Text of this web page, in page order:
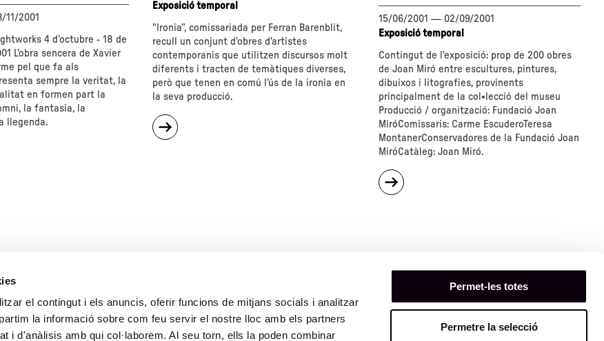
el contingut i els anuncis, oferir funcions de mitjans socials i analitzar
la informació sobre com feu servir el nostre lloc amb els partners
i d'anàlisis amb qui col·laborem. Al seu torn, ells la poden combinar
Permet-les totes
Permetre la selecció
11/2001
4 d’octubre - 18 de
L’obra sencera de Xavier
pel que fa als
sempre la veritat, la
en formen part la
la fantasia, la
llegenda.
Exposició temporal
"Ironia”, comissariada per Ferran Barenblit,
recull un conjunt d’obres d’artistes
contemporanis que utilitzen discursos molt
diferents i tracten de temàtiques diverses,
però que tenen en comú l’ús de la ironia en
la seva producció.
15/06/2001 — 02/09/2001
Exposició temporal
Contingut de l'exposició: prop de 200 obres
de Joan Miró entre escultures, pintures,
dibuixos i litografies, provinents
principalment de la col•lecció del museu
Producció / organització: Fundació Joan
MiróComissaris: Carme EscuderoTeresa
MontanerConservadores de la Fundació Joan
MiróCatàleg: Joan Miró.
sobre
17 18 19 20 21 22